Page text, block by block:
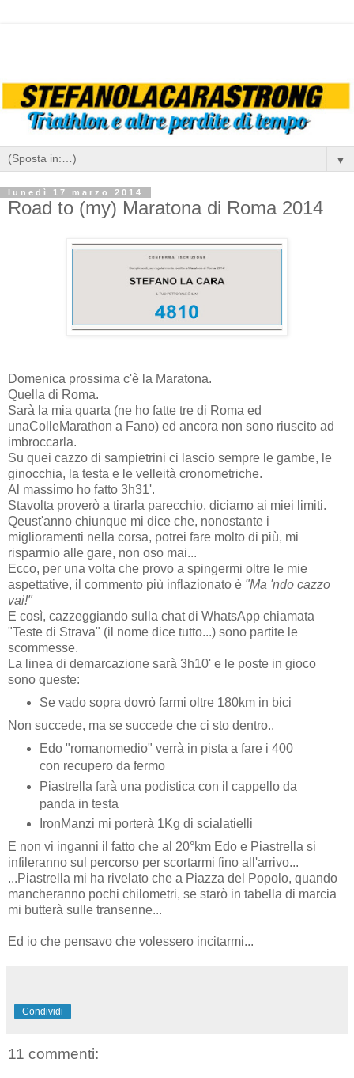
▼
lunedì 17 marzo 2014
Road to (my) Maratona di Roma 2014
Domenica prossima c'è la Maratona.
Quella di Roma.
Sarà la mia quarta (ne ho fatte tre di Roma ed
unaColleMarathon a Fano) ed ancora non sono riuscito ad
imbroccarla.
Su quei cazzo di sampietrini ci lascio sempre le gambe, le
ginocchia, la testa e le velleità cronometriche.
Al massimo ho fatto 3h31'.
Stavolta proverò a tirarla parecchio, diciamo ai miei limiti.
Qeust'anno chiunque mi dice che, nonostante i
miglioramenti nella corsa, potrei fare molto di più, mi
risparmio alle gare, non oso mai...
Ecco, per una volta che provo a spingermi oltre le mie
aspettative, il commento più inflazionato è "Ma 'ndo cazzo
vai!"
E così, cazzeggiando sulla chat di WhatsApp chiamata
"Teste di Strava" (il nome dice tutto...) sono partite le
scommesse.
La linea di demarcazione sarà 3h10' e le poste in gioco
sono queste:
Se vado sopra dovrò farmi oltre 180km in bici
Non succede, ma se succede che ci sto dentro..
Edo "romanomedio" verrà in pista a fare i 400
con recupero da fermo
Piastrella farà una podistica con il cappello da
panda in testa
IronManzi mi porterà 1Kg di scialatielli
E non vi inganni il fatto che al 20°km Edo e Piastrella si
infileranno sul percorso per scortarmi fino all'arrivo...
...Piastrella mi ha rivelato che a Piazza del Popolo, quando
mancheranno pochi chilometri, se starò in tabella di marcia
mi butterà sulle transenne...
Ed io che pensavo che volessero incitarmi...
Condividi
11 commenti: